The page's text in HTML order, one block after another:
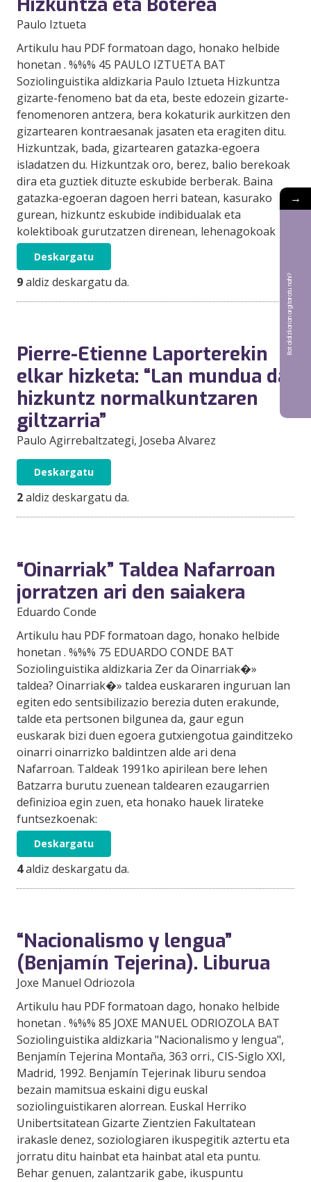
Hizkuntza eta Boterea
Paulo Iztueta
Artikulu hau PDF formatoan dago, honako helbide
honetan . %%% 45 PAULO IZTUETA BAT
Soziolinguistika aldizkaria Paulo Iztueta Hizkuntza
gizarte-fenomeno bat da eta, beste edozein gizarte-
fenomenoren antzera, bera kokaturik aurkitzen den
gizartearen kontraesanak jasaten eta eragiten ditu.
Hizkuntzak, bada, gizartearen gatazka-egoera
isladatzen du. Hizkuntzak oro, berez, balio berekoak
dira eta guztiek dituzte eskubide berberak. Baina
gatazka-egoeran dagoen herri batean, kasurako
gurean, hizkuntz eskubide indibidualak eta
kolektiboak gurutzatzen direnean, lehenagokoak
Deskargatu
9aldiz deskargatu da.
Pierre-Etienne Laporterekin
elkar hizketa: “Lan mundua da
hizkuntz normalkuntzaren
giltzarria”
Paulo Agirrebaltzategi, Joseba Alvarez
Deskargatu
2aldiz deskargatu da.
“Oinarriak” Taldea Nafarroan
jorratzen ari den saiakera
Eduardo Conde
Artikulu hau PDF formatoan dago, honako helbide
honetan . %%% 75 EDUARDO CONDE BAT
Soziolinguistika aldizkaria Zer da Oinarriak�»
taldea? Oinarriak�» taldea euskararen inguruan lan
egiten edo sentsibilizazio berezia duten erakunde,
talde eta pertsonen bilgunea da, gaur egun
euskarak bizi duen egoera gutxiengotua gainditzeko
oinarri oinarrizko baldintzen alde ari dena
Nafarroan. Taldeak 1991ko apirilean bere lehen
Batzarra burutu zuenean taldearen ezaugarrien
definizioa egin zuen, eta honako hauek lirateke
funtsezkoenak:
Deskargatu
4aldiz deskargatu da.
“Nacionalismo y lengua”
(Benjamín Tejerina). Liburua
Joxe Manuel Odriozola
Artikulu hau PDF formatoan dago, honako helbide
honetan . %%% 85 JOXE MANUEL ODRIOZOLA BAT
Soziolinguistika aldizkaria "Nacionalismo y lengua",
Benjamín Tejerina Montaña, 363 orri., CIS-Siglo XXI,
Madrid, 1992. Benjamín Tejerinak liburu sendoa
bezain mamitsua eskaini digu euskal
soziolinguistikaren alorrean. Euskal Herriko
Unibertsitatean Gizarte Zientzien Fakultatean
irakasle denez, soziologiaren ikuspegitik aztertu eta
jorratu ditu hainbat eta hainbat atal eta puntu.
Behar genuen, zalantzarik gabe, ikuspuntu
→
Bat aldizkarian argitaratu nahi?